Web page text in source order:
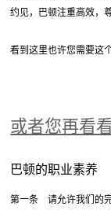
约见，巴顿注重高效，
看到这里也许您需要这
或者您再看
巴顿的职业素养
第一条 请允许我们的